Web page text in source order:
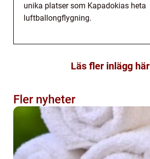
unika platser som Kapadokias heta
luftballongflygning.
Läs fler inlägg här
Fler nyheter